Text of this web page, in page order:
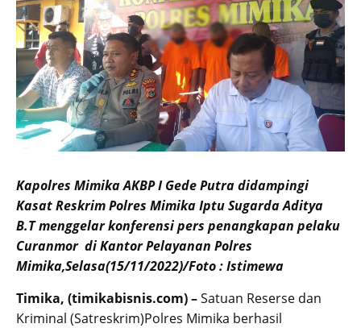
Kapolres Mimika AKBP I Gede Putra didampingi
Kasat Reskrim Polres Mimika Iptu Sugarda Aditya
B.T menggelar konferensi pers penangkapan pelaku
Curanmor di Kantor Pelayanan Polres
Mimika,Selasa(15/11/2022)/Foto : Istimewa
Timika, (timikabisnis.com) –Satuan Reserse dan
Kriminal (Satreskrim)Polres Mimika berhasil